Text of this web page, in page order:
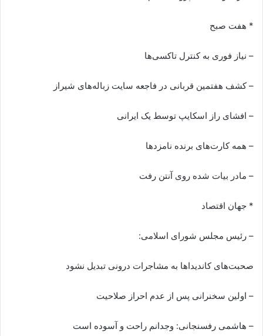
* هفت صبح
– نیاز فوری به کنترل تاکسی‌ها
– کشف هفتمین قربانی در فاجعه سایت زباله‌های شیراز
– افشای راز اسکایپ توسط یک ایرانی
– همه کارت‌های برنده نامزدها
– مادر بیات شده روی آنتن رفت
* جهان اقتصاد
– رئیس مجلس شورای اسلامی:
صحبت‌های کاندیداها به مشاجرات درونی تبدیل نشود
– اولین سخنرانی پس از عدم احراز صلاحیت
– هاشمی رفسنجانی: وجدانم راحت و آسوده است